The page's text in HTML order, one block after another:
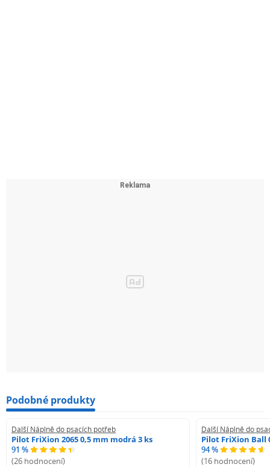
Podobné produkty
Další Náplně do psacích potřeb
Pilot FriXion 2065 0,5 mm modrá 3 ks
91 %
(26 hodnocení)
Další Náplně do
Pilot FriXion Ball
94 %
(16 hodnocení)